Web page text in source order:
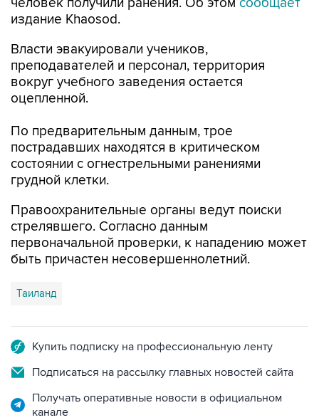
издание Khaosod.
Власти эвакуировали учеников,
преподавателей и персонал, территория
вокруг учебного заведения остается
оцепленной.
По предварительным данным, трое
пострадавших находятся в критическом
состоянии с огнестрельными ранениями
грудной клетки.
Правоохранительные органы ведут поиски
стрелявшего. Согласно данным
первоначальной проверки, к нападению может
быть причастен несовершеннолетний.
Таиланд
Купить подписку на профессиональную ленту
Подписаться на рассылку главных новостей сайта
Получать оперативные новости в официальном
канале